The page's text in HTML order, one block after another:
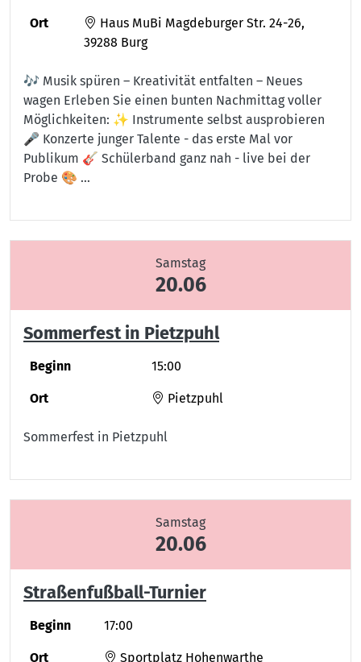
Ort
Haus MuBi Magdeburger Str. 24-26,
39288 Burg
🎶 Musik spüren – Kreativität entfalten – Neues
wagen Erleben Sie einen bunten Nachmittag voller
Möglichkeiten: ✨ Instrumente selbst ausprobieren
🎤 Konzerte junger Talente - das erste Mal vor
Publikum 🎸 Schülerband ganz nah - live bei der
Probe 🎨 …
Samstag
20.06
Sommerfest in Pietzpuhl
Beginn 15:00
Ort Pietzpuhl
Sommerfest in Pietzpuhl
Samstag
20.06
Straßenfußball-Turnier
Beginn 17:00
Ort Sportplatz Hohenwarthe